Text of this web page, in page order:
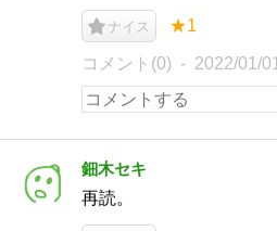
ナイス ★1
コメント(0) 2022/01/01
鈿木セキ
再読。